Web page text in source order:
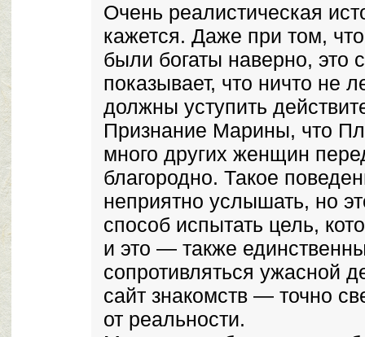
Очень реалистическая
кажется. Даже при том,
были богаты наверно, это
показывает, что ничто не
должны уступить
Признание Марины, что
много других женщин
благородно. Такое
неприятно услышать, но
способ испытать цель,
и это — также
сопротивляться ужасной
сайт знакомств — точно
от реальности.